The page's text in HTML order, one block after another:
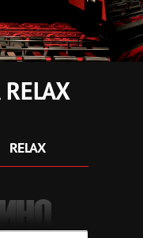
RELAX